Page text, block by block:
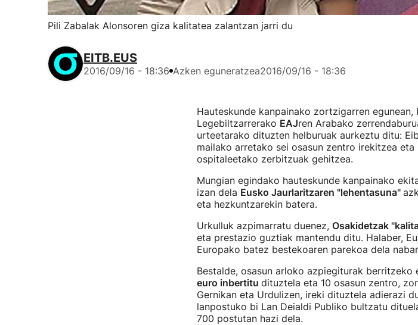
Pili Zabalak Alonsoren giza kalitatea zalantzan jarri du
EITB.EUS
2016/09/16 - 18:36 Azken eguneratzea2016/09/16 - 18:36
Hauteskunde kanpainako zortzigarren
Legebiltzarrerako EAJren Arabako
urteetarako dituzten helburuak aurkeztu ditu:
mailako arretako sei osasun zentro irekitzea
ospitaleetako zerbitzuak gehitzea.
Mungian egindako hauteskunde kanpainako
izan dela Eusko Jaurlaritzaren "lehentasuna"
eta hezkuntzarekin batera.
Urkulluk azpimarratu duenez, Osakidetzak
eta prestazio guztiak mantendu ditu. Halaber,
Europako batez bestekoaren parekoa dela
Bestalde, osasun arloko azpiegiturak
euro inbertitu dituztela eta 10 osasun zentro,
Gernikan eta Urdulizen, ireki dituztela adierazi
lanpostuko bi Lan Deialdi Publiko bultzatu
700 postutan hazi dela.